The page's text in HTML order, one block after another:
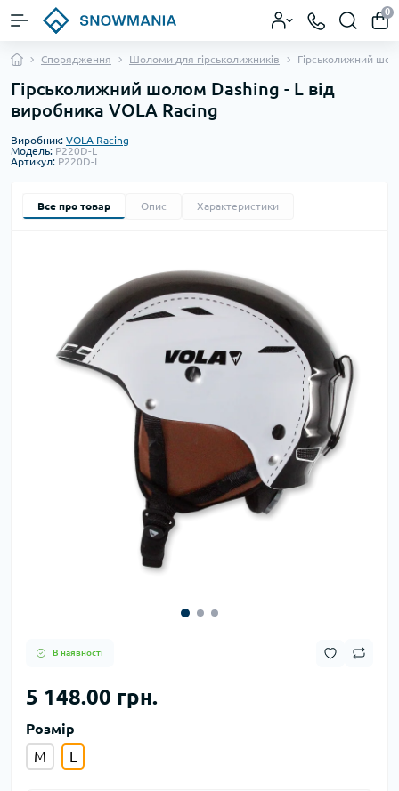
0
Спорядження Шоломи для гірськолижників Гірськолижний
Гірськолижний шолом Dashing - L від
виробника VOLA Racing
Виробник: VOLA Racing
Модель: P220D-L
Артикул: P220D-L
Все про товар Опис Характеристики
В наявності
5 148.00 грн.
Розмір
M
L